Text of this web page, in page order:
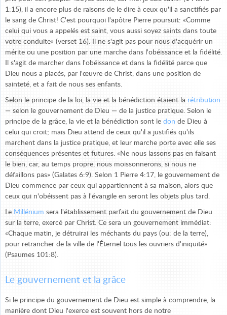
1:15), il a encore plus de raisons de le dire à ceux qu'il a sanctifiés par
le sang de Christ! C'est pourquoi l'apôtre Pierre poursuit: «Comme
celui qui vous a appelés est saint, vous aussi soyez saints dans toute
votre conduite» (verset 16). Il ne s'agit pas pour nous d'acquérir un
mérite ou une position par une marche dans l'obéissance et la fidélité.
Il s'agit de marcher dans l'obéissance et dans la fidélité parce que
Dieu nous a placés, par l'œuvre de Christ, dans une position de
sainteté, et a fait de nous ses enfants.
Selon le principe de la loi, la vie et la bénédiction étaient la rétribution
— selon le gouvernement de Dieu — de la justice pratique. Selon le
principe de la grâce, la vie et la bénédiction sont le don de Dieu à
celui qui croit; mais Dieu attend de ceux qu'il a justifiés qu'ils
marchent dans la justice pratique, et leur marche porte avec elle ses
conséquences présentes et futures. «Ne nous lassons pas en faisant
le bien, car, au temps propre, nous moissonnerons, si nous ne
défaillons pas» (Galates 6:9). Selon 1 Pierre 4:17, le gouvernement de
Dieu commence par ceux qui appartiennent à sa maison, alors que
ceux qui n'obéissent pas à l'évangile en seront les objets plus tard.
Le Millénium sera l'établissement parfait du gouvernement de Dieu
sur la terre, exercé par Christ. Ce sera un gouvernement immédiat:
«Chaque matin, je détruirai les méchants du pays (ou: de la terre),
pour retrancher de la ville de l'Éternel tous les ouvriers d'iniquité»
(Psaumes 101:8).
Le gouvernement et la grâce
Si le principe du gouvernement de Dieu est simple à comprendre, la
manière dont Dieu l'exerce est souvent hors de notre